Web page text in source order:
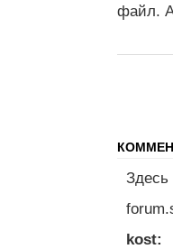
файл. А
Здесь
kost: